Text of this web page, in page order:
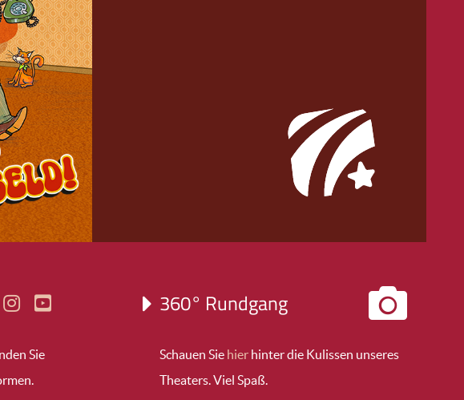
Sie
360° Rundgang
Schauen Sie hier hinter die Kulissen unseres
Theaters. Viel Spaß.